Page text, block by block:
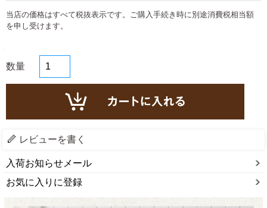
当店の価格はすべて税抜表示です。ご購入手続き時に別途消費税相当額
を申し受けます。
数量
レビューを書く
入荷お知らせメール
お気に入りに登録